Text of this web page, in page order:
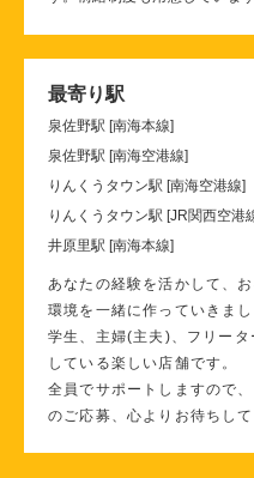
最寄り駅
泉佐野駅 [南海本線]
泉佐野駅 [南海空港線]
りんくうタウン駅 [南海空港線]
りんくうタウン駅 [JR関西空港
井原里駅 [南海本線]
あなたの経験を活かして、
環境を一緒に作っていきまし
学生、主婦(主夫)、フリー
している楽しい店舗です。
全員でサポートしますので
のご応募、心よりお待ちして